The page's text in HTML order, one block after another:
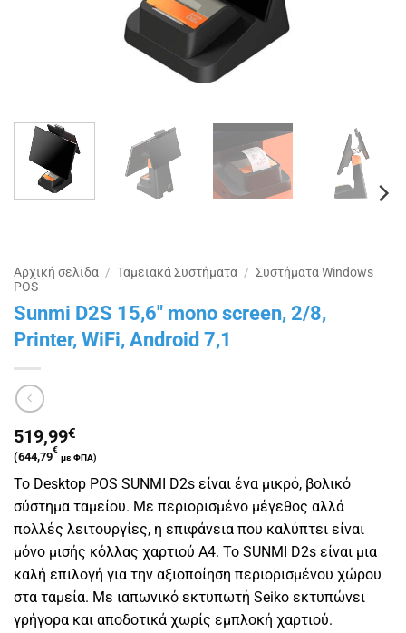
Αρχική σελίδα / Ταμειακά Συστήματα / Συστήματα Windows
POS
Sunmi D2S 15,6″ mono screen, 2/8,
Printer, WiFi, Android 7,1
519,99€
(644,79
€
με ΦΠΑ)
Το Desktop POS SUNMI D2s είναι ένα μικρό, βολικό
σύστημα ταμείου. Με περιορισμένο μέγεθος αλλά
πολλές λειτουργίες, η επιφάνεια που καλύπτει είναι
μόνο μισής κόλλας χαρτιού Α4. Το SUNMI D2s είναι μια
καλή επιλογή για την αξιοποίηση περιορισμένου χώρου
στα ταμεία. Με ιαπωνικό εκτυπωτή Seiko εκτυπώνει
γρήγορα και αποδοτικά χωρίς εμπλοκή χαρτιού.